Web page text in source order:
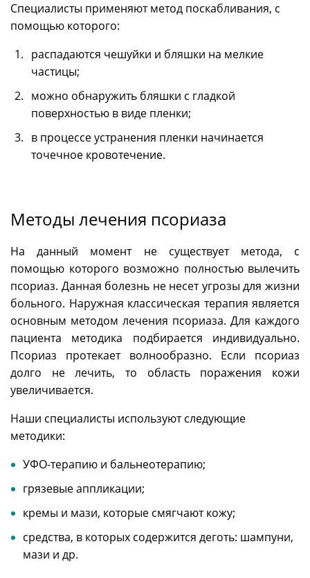
Специалисты применяют метод поскабливания, с
помощью которого:
распадаются чешуйки и бляшки на мелкие
частицы;
можно обнаружить бляшки с гладкой
поверхностью в виде пленки;
в процессе устранения пленки начинается
точечное кровотечение.
Методы лечения псориаза
На данный момент не существует метода, с
помощью которого возможно полностью вылечить
псориаз. Данная болезнь не несет угрозы для жизни
больного. Наружная классическая терапия является
основным методом лечения псориаза. Для каждого
пациента методика подбирается индивидуально.
Псориаз протекает волнообразно. Если псориаз
долго не лечить, то область поражения кожи
увеличивается.
Наши специалисты используют следующие
методики:
УФО-терапию и бальнеотерапию;
грязевые аппликации;
кремы и мази, которые смягчают кожу;
средства, в которых содержится деготь: шампуни,
мази и др.